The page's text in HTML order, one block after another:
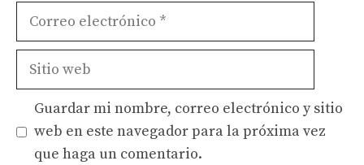
Correo
Sitio
Guardar mi nombre, correo electrónico y sitio
web en este navegador para la próxima vez
que haga un comentario.